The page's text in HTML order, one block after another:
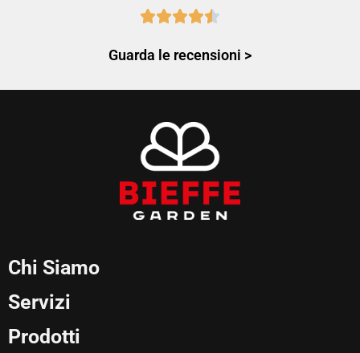
Guarda le recensioni >
Chi Siamo
Servizi
Prodotti